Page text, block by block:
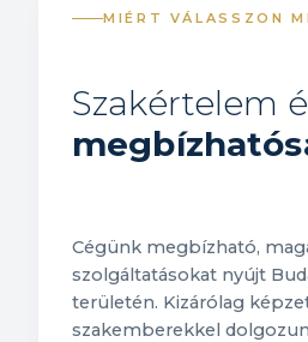
MIÉRT VÁLASSZON
Szakértelem
Cégünk megbízható,
szolgáltatásokat nyújt
területén. Kizárólag
szakemberekkel